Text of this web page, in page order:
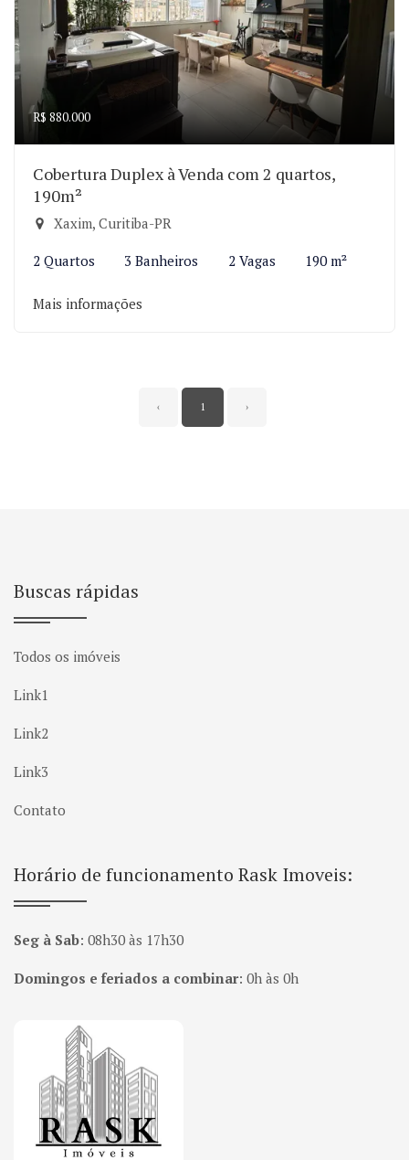
R$ 880.000
Cobertura Duplex à Venda com 2 quartos,
190m²
Xaxim, Curitiba-PR
2 Quartos 3 Banheiros 2 Vagas 190 m²
Mais informações
‹ 1 ›
Buscas rápidas
Todos os imóveis
Link1
Link2
Link3
Contato
Horário de funcionamento Rask Imoveis:
Seg à Sab: 08h30 às 17h30
Domingos e feriados a combinar: 0h às 0h
Página inicial